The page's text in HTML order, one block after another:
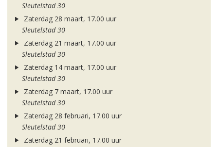
Sleutelstad 30
Zaterdag 28 maart, 17.00 uur
Sleutelstad 30
Zaterdag 21 maart, 17.00 uur
Sleutelstad 30
Zaterdag 14 maart, 17.00 uur
Sleutelstad 30
Zaterdag 7 maart, 17.00 uur
Sleutelstad 30
Zaterdag 28 februari, 17.00 uur
Sleutelstad 30
Zaterdag 21 februari, 17.00 uur